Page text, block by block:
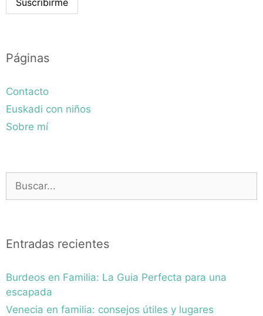
Páginas
Contacto
Euskadi con niños
Sobre mí
Entradas recientes
Burdeos en Familia: La Guia Perfecta para una
escapada
Venecia en familia: consejos útiles y lugares